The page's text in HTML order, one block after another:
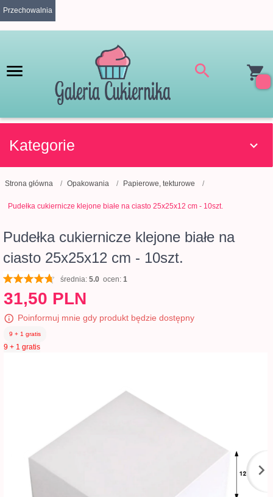
Przechowalnia
Kategorie
Strona główna Opakowania Papierowe, tekturowe
Pudełka cukiernicze klejone białe na ciasto 25x25x12 cm - 10szt.
Pudełka cukiernicze klejone białe na
ciasto 25x25x12 cm - 10szt.
średnia: 5.0 ocen: 1
31,50 PLN
Poinformuj mnie gdy produkt będzie dostępny
9 + 1 gratis
9 + 1 gratis